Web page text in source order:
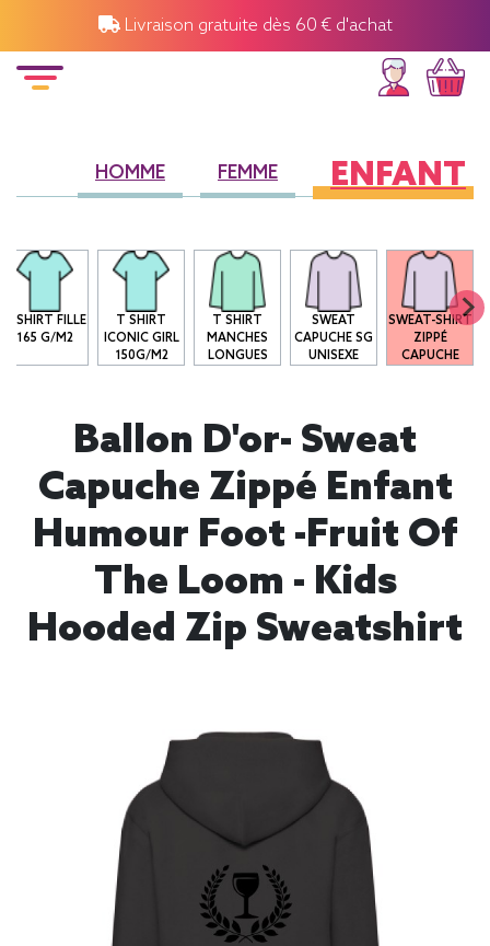
Livraison gratuite dès 60 € d'achat
HOMME FEMME ENFANT
T-SHIRT FILLE
165 G/M2
T SHIRT
ICONIC GIRL
150G/M2
T SHIRT
MANCHES
LONGUES
SWEAT
CAPUCHE SG
UNISEXE
SWEAT-SHIRT
ZIPPÉ
CAPUCHE
Ballon D'or- Sweat
Capuche Zippé Enfant
Humour Foot -Fruit Of
The Loom - Kids
Hooded Zip Sweatshirt